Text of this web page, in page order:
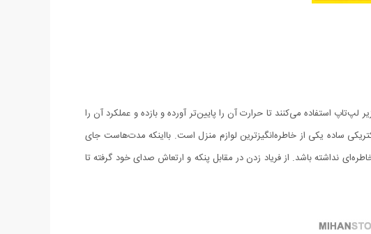
استفاده می‌کنند تا حرارت آن را پایین‌تر آورده و بازده و عملکرد آن را
ساده یکی از خاطره‌انگیزترین لوازم منزل است. بااینکه مدت‌هاست جای
نداشته باشد. از فریاد زدن در مقابل پنکه و ارتعاش صدای خود گرفته تا